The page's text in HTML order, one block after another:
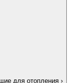
для отопления ›